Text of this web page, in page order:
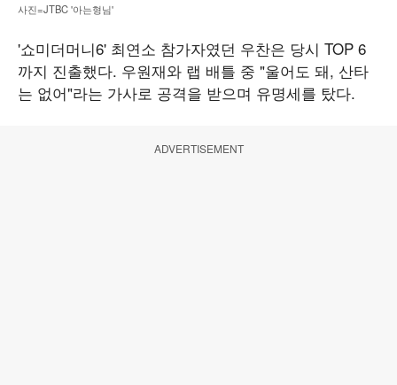
사진=JTBC '아는형님'
'쇼미더머니6' 최연소 참가자였던 우찬은 당시 TOP 6
까지 진출했다. 우원재와 랩 배틀 중 "울어도 돼, 산타
는 없어"라는 가사로 공격을 받으며 유명세를 탔다.
ADVERTISEMENT